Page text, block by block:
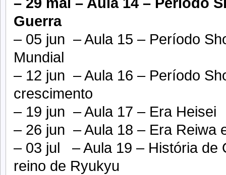
Guerra
– 05 jun – Aula 15 – Período
Mundial
– 12 jun – Aula 16 – Período
crescimento
– 19 jun – Aula 17 – Era Heisei
– 26 jun – Aula 18 – Era Reiwa
– 03 jul – Aula 19 – História de
reino de Ryukyu